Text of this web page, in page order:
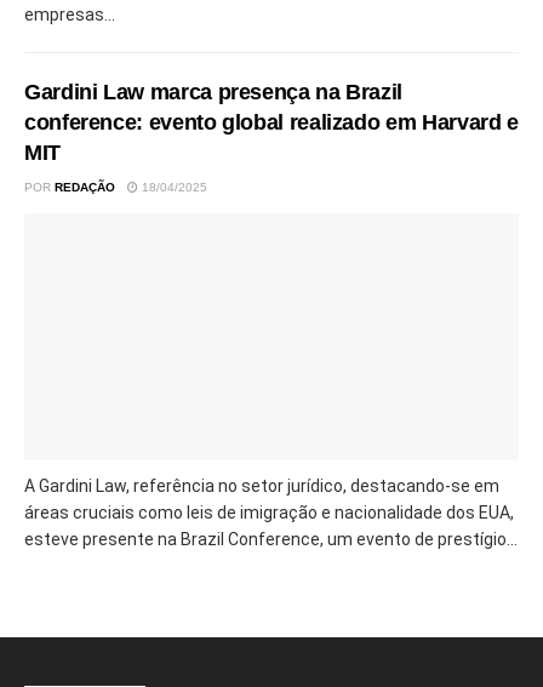
empresas...
Gardini Law marca presença na Brazil
conference: evento global realizado em Harvard e
MIT
POR REDAÇÃO 18/04/2025
A Gardini Law, referência no setor jurídico, destacando-se em
áreas cruciais como leis de imigração e nacionalidade dos EUA,
esteve presente na Brazil Conference, um evento de prestígio...